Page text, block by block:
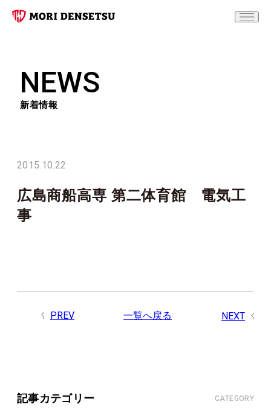
NEWS
新着情報
記事カテゴリー CATEGORY
2015.10.22
広島商船高専 第二体育館 電気工
事
PREV 一覧へ戻る NEXT